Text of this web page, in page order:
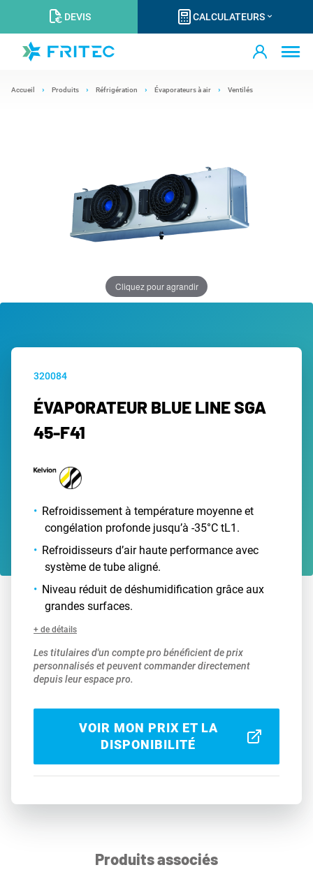
DEVIS CALCULATEURS
Accueil Produits Réfrigération Évaporateurs à air Ventilés
Cliquez pour agrandir
320084
ÉVAPORATEUR BLUE LINE SGA
45-F41
Refroidissement à température moyenne et
congélation profonde jusqu’à -35°C tL1.
Refroidisseurs d’air haute performance avec
système de tube aligné.
Niveau réduit de déshumidification grâce aux
grandes surfaces.
+ de détails
Les titulaires d'un compte pro bénéficient de prix
personnalisés et peuvent commander directement
depuis leur espace pro.
VOIR MON PRIX ET LA
DISPONIBILITÉ
Produits associés